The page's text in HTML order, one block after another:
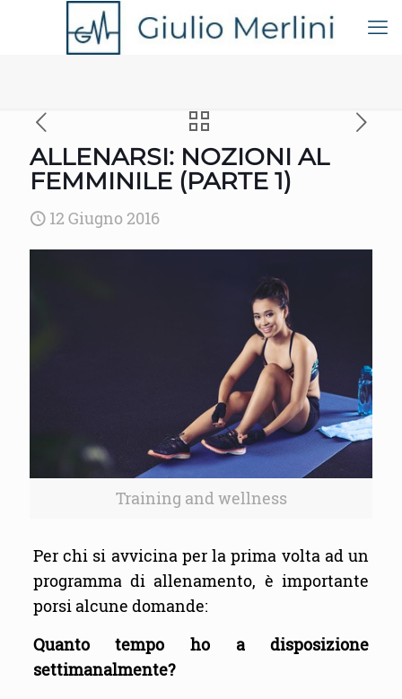
ALLENARSI: NOZIONI AL
FEMMINILE (PARTE 1)
12 Giugno 2016
Training and wellness
Per chi si avvicina per la prima volta ad un
programma di allenamento, è importante
porsi alcune domande:
Quanto tempo ho a disposizione
settimanalmente?